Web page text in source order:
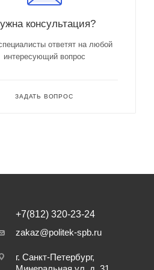
консультация?
ответят на любой
интересующий вопрос
ЗАДАТЬ ВОПРОС
+7(812) 320-23-24
zakaz@politek-spb.ru
г. Санкт-Петербург,